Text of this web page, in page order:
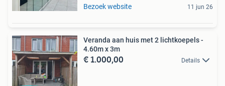
Bezoek website 11 jun 26
Veranda aan huis met 2 lichtkoepels -
4.60m x 3m
€ 1.000,00 Details